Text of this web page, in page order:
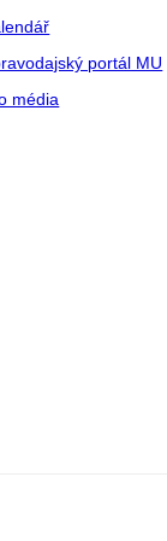
portál MU
média